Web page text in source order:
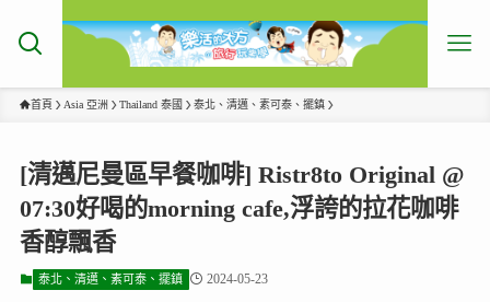
首頁 Asia 亞洲 Thailand 泰國 泰北、清邁、素可泰、擺鎮
[清邁尼曼區早餐咖啡] Ristr8to Original @
07:30好喝的morning cafe,浮誇的拉花咖啡
香醇飄香
泰北、清邁、素可泰、擺鎮 2024-05-23